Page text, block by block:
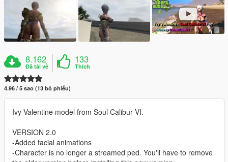
8.162
Đã tải về
133
Thích
4.96 / 5 sao (13 bỏ phiếu)
Ivy Valentine model from Soul Calibur VI.
VERSION 2.0
-Added facial animations
-Character is no longer a streamed ped. You'll have to remove